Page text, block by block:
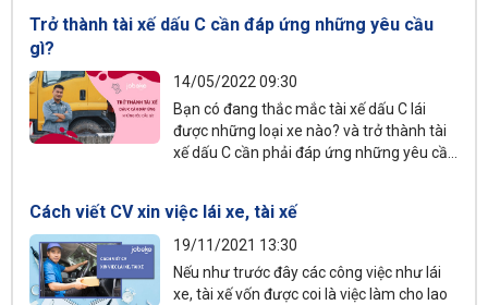
một số kỹ năng khác cũng quan trọng
Trở thành tài xế dấu C cần đáp ứng những yêu cầu
gì?
14/05/2022 09:30
Bạn có đang thắc mắc tài xế dấu C lái
được những loại xe nào? và trở thành tài
xế dấu C cần phải đáp ứng những yêu cầu
quan trọng của chúng cũng như cơ hội
việc làm của tài xế dấu C. Vì vậy, hãy cùng
JOBOKO đi tìm câu trả lời chi tiết nhé.
Cách viết CV xin việc lái xe, tài xế
19/11/2021 13:30
Nếu như trước đây các công việc như lái
xe, tài xế vốn được coi là việc làm cho lao